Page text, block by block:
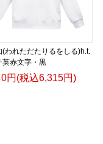
(われただたりるをしる)h.t.
英赤文字・黒
円(税込6,315円)